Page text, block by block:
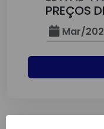
PREÇOS
Mar/